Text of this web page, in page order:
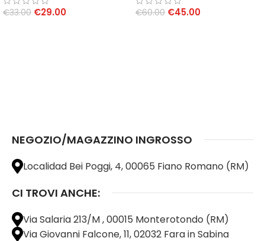
€33.00 €29.00 €60.00 €45.00
NEGOZIO/MAGAZZINO INGROSSO
Localidad Bei Poggi, 4, 00065 Fiano Romano (RM)
CI TROVI ANCHE:
Via Salaria 213/M , 00015 Monterotondo (RM)
Via Giovanni Falcone, 11, 02032 Fara in Sabina